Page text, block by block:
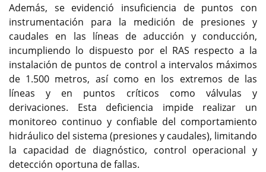
Además, se evidenció insuficiencia de puntos con
instrumentación para la medición de presiones y
caudales en las líneas de aducción y conducción,
incumpliendo lo dispuesto por el RAS respecto a la
instalación de puntos de control a intervalos máximos
de 1.500 metros, así como en los extremos de las
líneas y en puntos críticos como válvulas y
derivaciones. Esta deficiencia impide realizar un
monitoreo continuo y confiable del comportamiento
hidráulico del sistema (presiones y caudales), limitando
la capacidad de diagnóstico, control operacional y
detección oportuna de fallas.